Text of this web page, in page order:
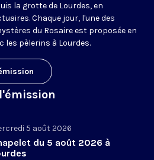
la grotte de Lourdes, en
Chaque jour, l'une des
du Rosaire est proposée en
les pèlerins à Lourdes.
5 août 2026
du 5 août 2026 à